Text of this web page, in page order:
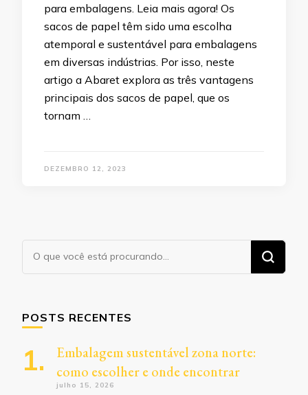
para embalagens. Leia mais agora! Os
sacos de papel têm sido uma escolha
atemporal e sustentável para embalagens
em diversas indústrias. Por isso, neste
artigo a Abaret explora as três vantagens
principais dos sacos de papel, que os
tornam …
DEZEMBRO 12, 2023
Procurando
POSTS RECENTES
Embalagem sustentável zona norte:
como escolher e onde encontrar
julho 15, 2026